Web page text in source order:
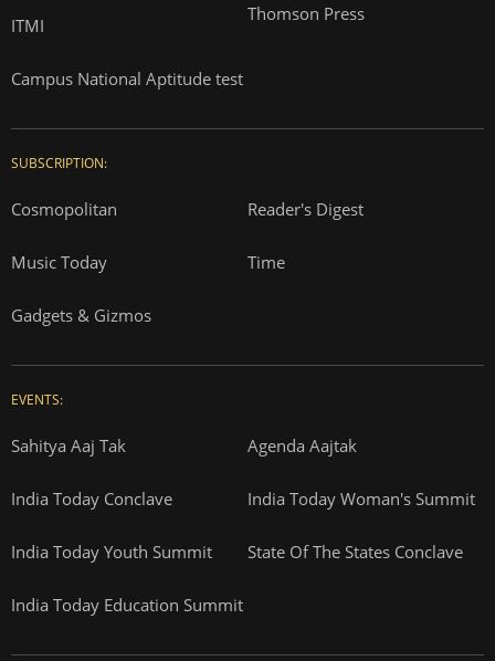
ITMI
Campus National Aptitude test
Thomson Press
SUBSCRIPTION:
Cosmopolitan Reader's Digest
Music Today Time
Gadgets & Gizmos
EVENTS:
Sahitya Aaj Tak Agenda Aajtak
India Today Conclave India Today Woman's Summit
India Today Youth Summit State Of The States Conclave
India Today Education Summit